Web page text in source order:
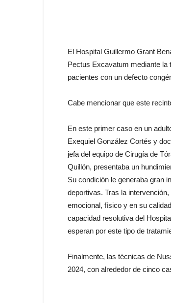
El Hospital Guillermo Grant
Pectus Excavatum mediante la
pacientes con un defecto
Cabe mencionar que este
En este primer caso en un
Exequiel González Cortés y
jefa del equipo de Cirugía de
Quillón, presentaba un
Su condición le generaba gran
deportivas. Tras la
emocional, físico y en su
capacidad resolutiva del
esperan por este tipo de
Finalmente, las técnicas de
2024, con alrededor de cinco